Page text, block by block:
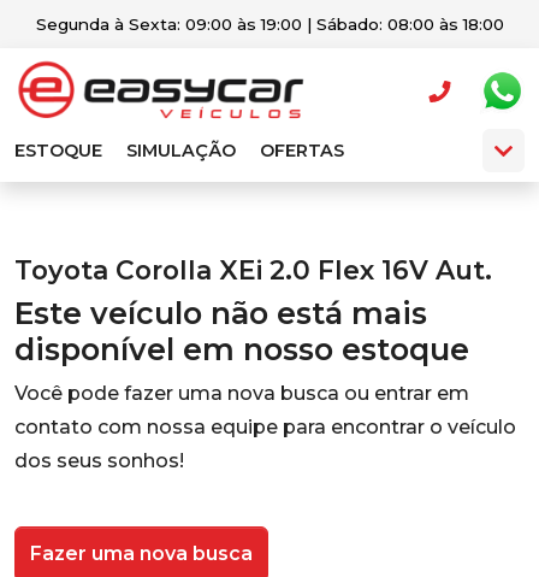
Segunda à Sexta: 09:00 às 19:00 | Sábado: 08:00 às 18:00
ESTOQUE SIMULAÇÃO OFERTAS
Toyota Corolla XEi 2.0 Flex 16V Aut.
Este veículo não está mais
disponível em nosso estoque
Você pode fazer uma nova busca ou entrar em
contato com nossa equipe para encontrar o veículo
dos seus sonhos!
Fazer uma nova busca